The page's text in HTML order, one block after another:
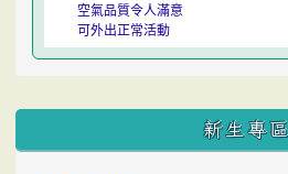
空氣品質令人滿意
可外出正常活動
:::
新生專區